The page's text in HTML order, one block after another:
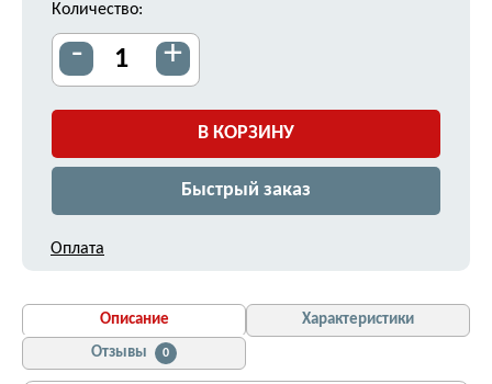
Количество:
- +
В КОРЗИНУ
Быстрый заказ
Оплата
Описание
Характеристики
Отзывы
0